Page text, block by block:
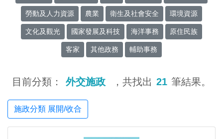
勞動及人力資源 農業 衛生及社會安全 環境資源
文化及觀光 國家發展及科技 海洋事務 原住民族
客家 其他政務 輔助事務
目前分類： 外交施政 ，共找出 21 筆結果。
施政分類 展開/收合